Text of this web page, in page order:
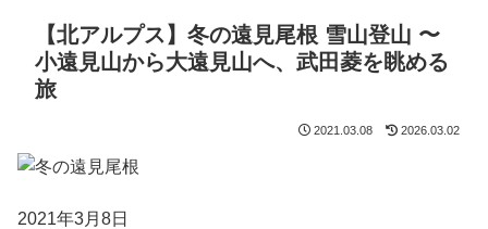
【北アルプス】冬の遠見尾根 雪山登山 〜
小遠見山から大遠見山へ、武田菱を眺める
旅
2021.03.08 2026.03.02
2021年3月8日